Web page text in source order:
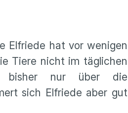
Elfriede hat vor wenigen
Tiere nicht im täglichen
bisher nur über die
sich Elfriede aber gut